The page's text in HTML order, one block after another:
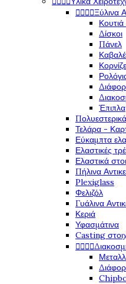
Ξύλινα
Δίσκοι
Πάνελ
Έπιπλα
Πολυεστερικά
Τελάρα -
Εύκαμπτα
Ελαστικές
Ελαστικά
Πήλινα
Plexiglass
Φελιζόλ
Γυάλινα
Κεριά
Υφασμάτινα
Casting
